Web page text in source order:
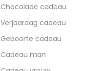
Chocolade cadeau
Verjaardag cadeau
Geboorte cadeau
Cadeau man